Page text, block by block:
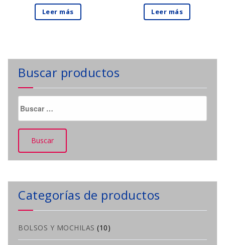
Leer más Leer más
Buscar productos
Categorías de productos
BOLSOS Y MOCHILAS (10)